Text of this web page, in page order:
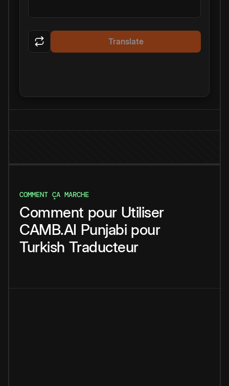
Translate
COMMENT ÇA MARCHE
Comment pour Utiliser
CAMB.AI Punjabi pour
Turkish Traducteur